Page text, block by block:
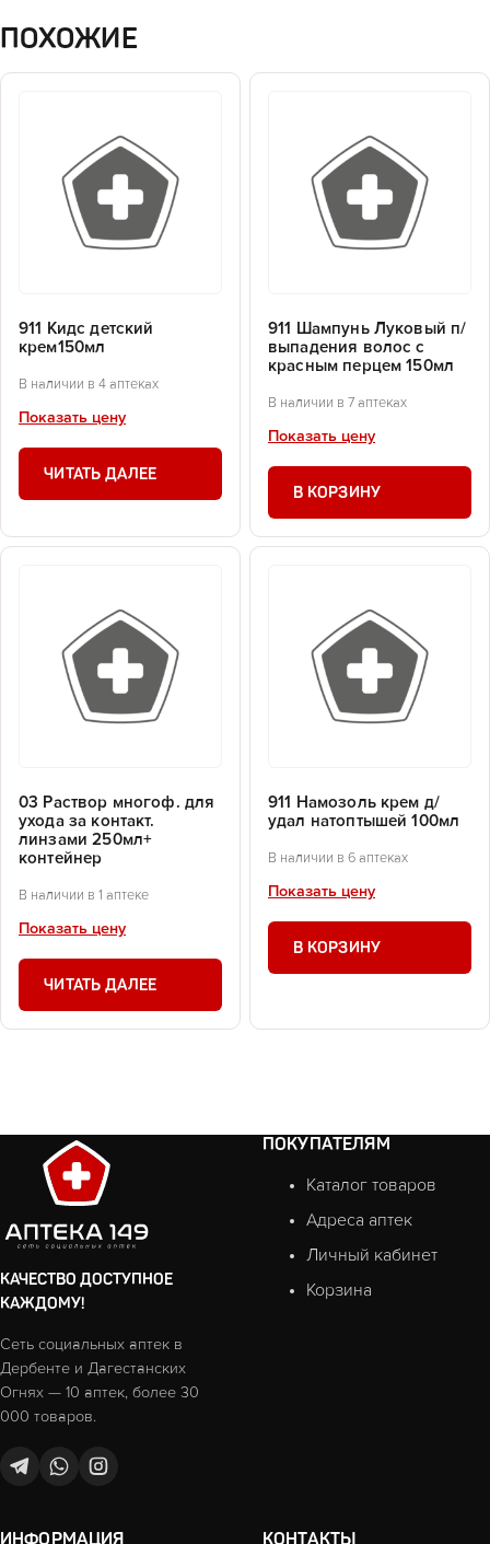
ПОХОЖИЕ
911 Кидс детский
крем150мл
В наличии в 4 аптеках
Показать цену
ЧИТАТЬ ДАЛЕЕ
911 Шампунь Луковый п/
выпадения волос с
красным перцем 150мл
В наличии в 7 аптеках
Показать цену
В КОРЗИНУ
03 Раствор многоф. для
ухода за контакт.
линзами 250мл+
контейнер
В наличии в 1 аптеке
Показать цену
ЧИТАТЬ ДАЛЕЕ
911 Намозоль крем д/
удал натоптышей 100мл
В наличии в 6 аптеках
Показать цену
В КОРЗИНУ
КАЧЕСТВО ДОСТУПНОЕ
КАЖДОМУ!
Сеть социальных аптек в
Дербенте и Дагестанских
Огнях — 10 аптек, более 30
000 товаров.
ПОКУПАТЕЛЯМ
Каталог товаров
Адреса аптек
Личный кабинет
Корзина
ИНФОРМАЦИЯ КОНТАКТЫ